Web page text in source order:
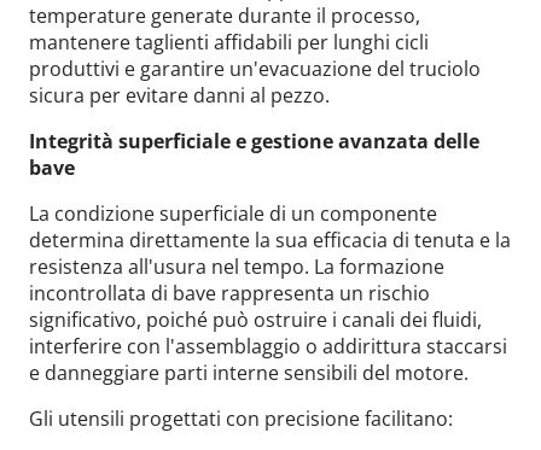
temperature generate durante il processo,
mantenere taglienti affidabili per lunghi cicli
produttivi e garantire un'evacuazione del truciolo
sicura per evitare danni al pezzo.
Integrità superficiale e gestione avanzata delle
bave
La condizione superficiale di un componente
determina direttamente la sua efficacia di tenuta e la
resistenza all'usura nel tempo. La formazione
incontrollata di bave rappresenta un rischio
significativo, poiché può ostruire i canali dei fluidi,
interferire con l'assemblaggio o addirittura staccarsi
e danneggiare parti interne sensibili del motore.
Gli utensili progettati con precisione facilitano: